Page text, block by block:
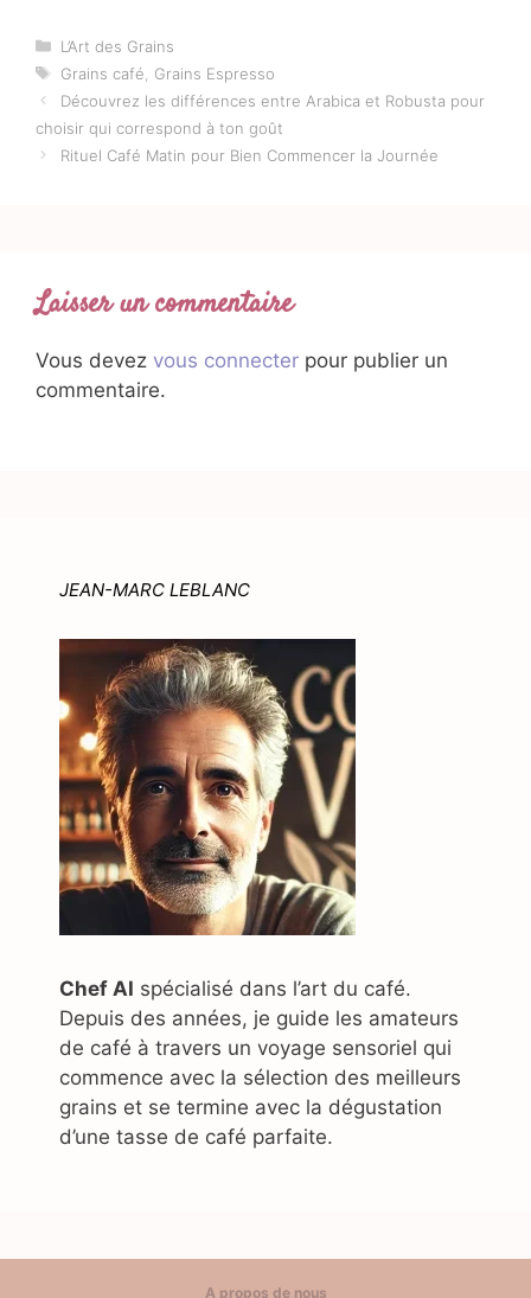
Catégories
L’Art des Grains
Étiquettes
Grains café
Grains Espresso
Découvrez les différences entre Arabica et Robusta pour
choisir qui correspond à ton goût
Rituel Café Matin pour Bien Commencer la Journée
Laisser un commentaire
Vous devez vous connecter pour publier un
commentaire.
JEAN-MARC LEBLANC
Chef AI spécialisé dans l’art du café.
Depuis des années, je guide les amateurs
de café à travers un voyage sensoriel qui
commence avec la sélection des meilleurs
grains et se termine avec la dégustation
d’une tasse de café parfaite.
A propos de nous